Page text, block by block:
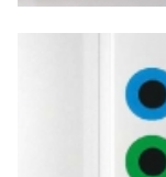
Puissance
Température d’eau